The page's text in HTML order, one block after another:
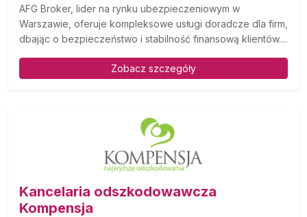
AFG Broker, lider na rynku ubezpieczeniowym w
Warszawie, oferuje kompleksowe usługi doradcze dla firm,
dbając o bezpieczeństwo i stabilność finansową klientów....
Zobacz szczegóły
Kancelaria odszkodowawcza
Kompensja